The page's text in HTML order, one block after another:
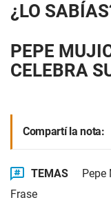
¿LO
PEPE
CELEBRA
Compartí la nota:
TEMAS Pepe
Frase